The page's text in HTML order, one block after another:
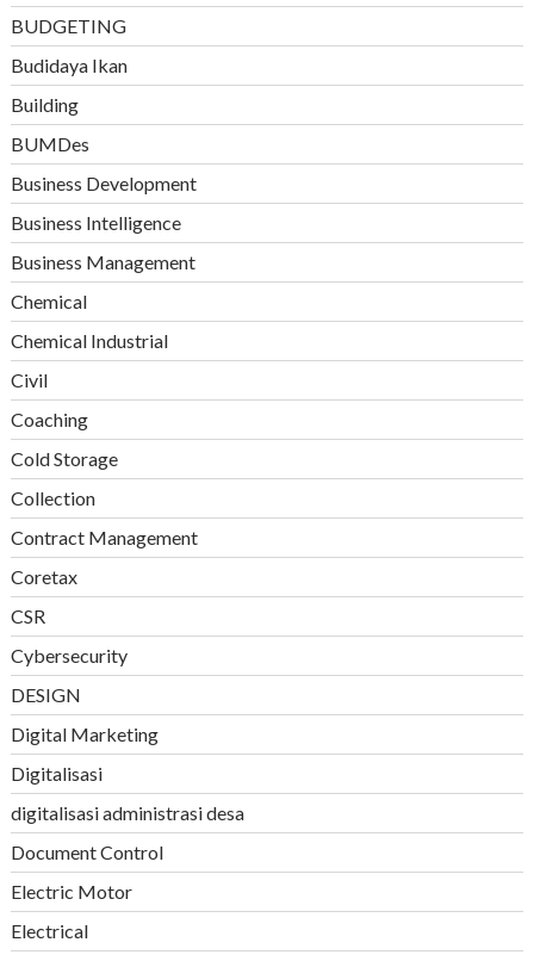
BUDGETING
Budidaya Ikan
Building
BUMDes
Business Development
Business Intelligence
Business Management
Chemical
Chemical Industrial
Civil
Coaching
Cold Storage
Collection
Contract Management
Coretax
CSR
Cybersecurity
DESIGN
Digital Marketing
Digitalisasi
digitalisasi administrasi desa
Document Control
Electric Motor
Electrical